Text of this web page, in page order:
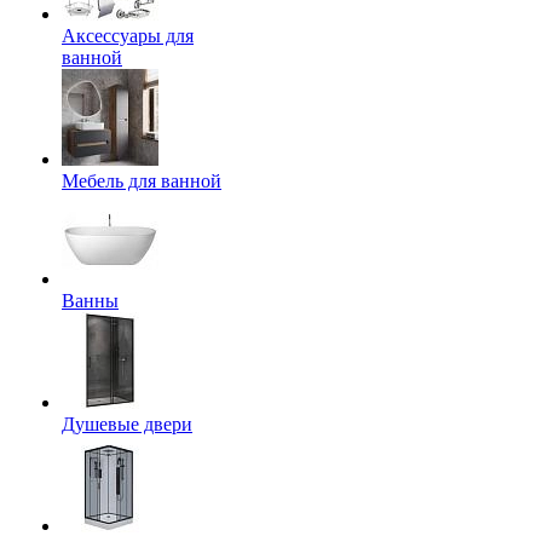
Аксессуары для
ванной
Мебель для ванной
Ванны
Душевые двери